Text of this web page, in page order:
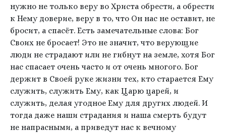
нужно не только веру во Христа обрести, а обрести
к Нему доверие, веру в то, что Он нас не оставит, не
бросит, а спасёт. Есть замечательные слова: Бог
Своих не бросает! Это не значит, что верующие
люди не страдают или не гибнут на земле, хотя Бог
нас спасает очень часто и от очень многого. Бог
держит в Своей руке жизни тех, кто старается Ему
служить, служить Ему, как Царю царей, и
служить, делая угодное Ему для других людей. И
тогда даже наши страдания и наша смерть будут
не напрасными, а приведут нас к вечному